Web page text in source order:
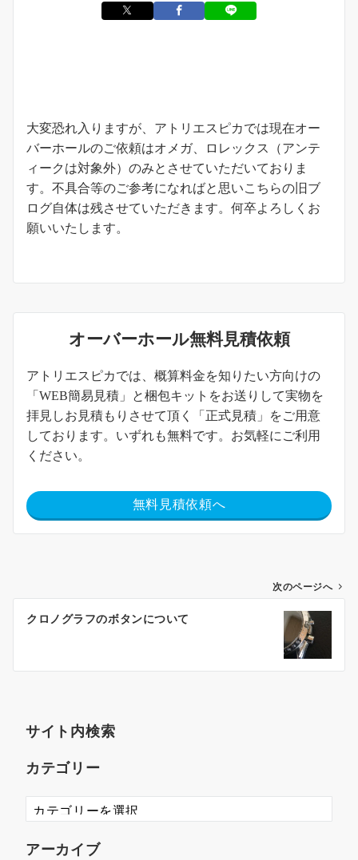
大変恐れ入りますが、アトリエスピカでは現在オー
バーホールのご依頼はオメガ、ロレックス（アンテ
ィークは対象外）のみとさせていただいておりま
す。不具合等のご参考になればと思いこちらの旧ブ
ログ自体は残させていただきます。何卒よろしくお
願いいたします。
オーバーホール無料見積依頼
アトリエスピカでは、概算料金を知りたい方向けの
「WEB簡易見積」と梱包キットをお送りして実物を
拝見しお見積もりさせて頂く「正式見積」をご用意
しております。いずれも無料です。お気軽にご利用
ください。
無料見積依頼へ
次のページへ
クロノグラフのボタンについて
サイト内検索
カテゴリー
アーカイブ